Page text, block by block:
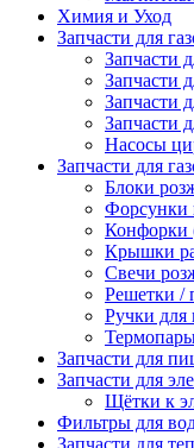
Химия и Уход
Запчасти для
Запчасти
Запчасти
Запчасти
Запчасти
Насосы
Запчасти для
Блоки
Форсунки
Конфорки
Крышки
Свечи
Решетки /
Ручки для
Запчасти для
Запчасти для
Щётки к
Фильтры для